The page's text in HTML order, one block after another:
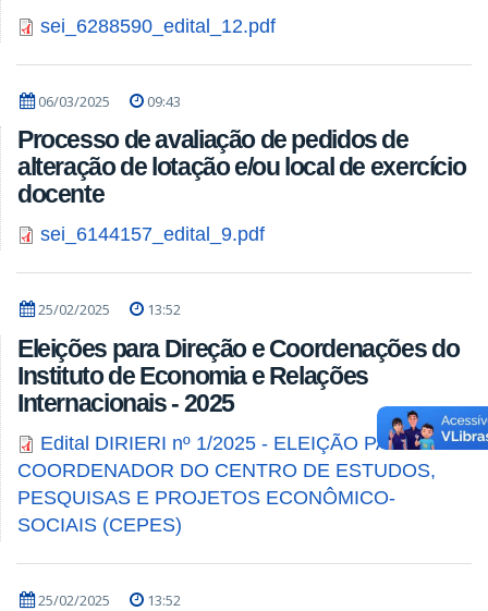
sei_6288590_edital_12.pdf
06/03/2025 09:43
Processo de avaliação de pedidos de
alteração de lotação e/ou local de exercício
docente
sei_6144157_edital_9.pdf
25/02/2025 13:52
Eleições para Direção e Coordenações do
Instituto de Economia e Relações
Internacionais - 2025
Edital DIRIERI nº 1/2025 - ELEIÇÃO PARA
COORDENADOR DO CENTRO DE ESTUDOS,
PESQUISAS E PROJETOS ECONÔMICO-
SOCIAIS (CEPES)
25/02/2025 13:52